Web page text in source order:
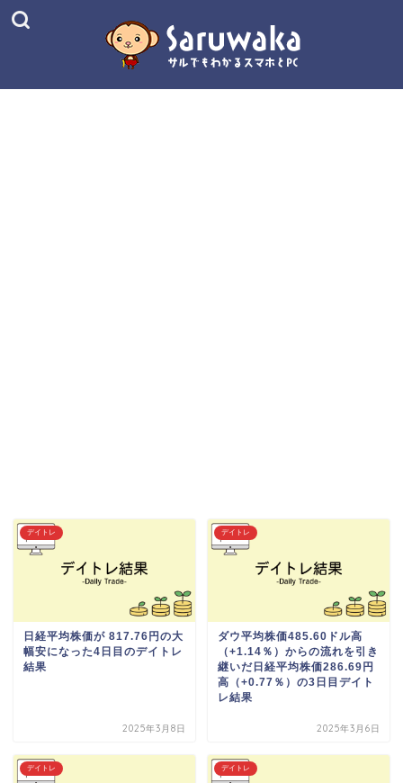
デイトレ
日経平均株価が 817.76円の大
幅安になった4日目のデイトレ
結果
2025年3月8日
デイトレ
ダウ平均株価485.60ドル高
（+1.14％）からの流れを引き
継いだ日経平均株価286.69円
高（+0.77％）の3日目デイト
レ結果
2025年3月6日
デイトレ デイトレ